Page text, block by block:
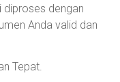
diproses dengan
Anda valid dan
Tepat.